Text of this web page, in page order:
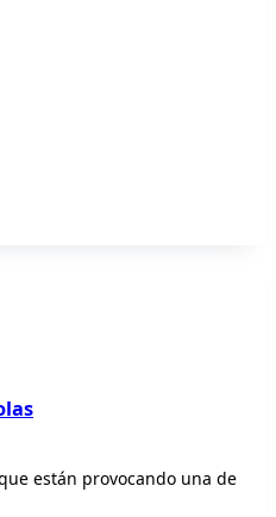
están provocando una de